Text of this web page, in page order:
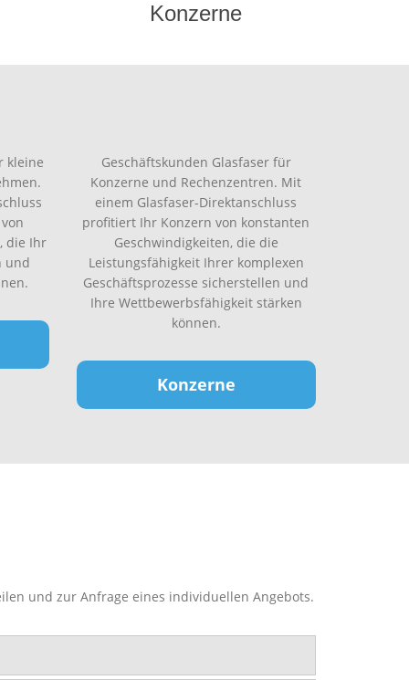
kleine
die Ihr
und
Konzerne
Geschäftskunden Glasfaser für
Konzerne und Rechenzentren. Mit
einem Glasfaser-Direktanschluss
profitiert Ihr Konzern von konstanten
Geschwindigkeiten, die die
Leistungsfähigkeit Ihrer komplexen
Geschäftsprozesse sicherstellen und
Ihre Wettbewerbsfähigkeit stärken
können.
Konzerne
und zur Anfrage eines individuellen Angebots.